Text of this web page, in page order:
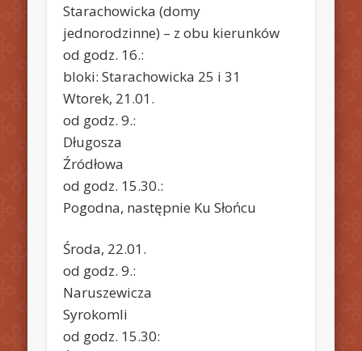
Starachowicka (domy
jednorodzinne) – z obu kierunków
od godz. 16.:
bloki: Starachowicka 25 i 31
Wtorek, 21.01.
od godz. 9.:
Długosza
Źródłowa
od godz. 15.30.:
Pogodna, następnie Ku Słońcu
Środa, 22.01.
od godz. 9.:
Naruszewicza
Syrokomli
od godz. 15.30: